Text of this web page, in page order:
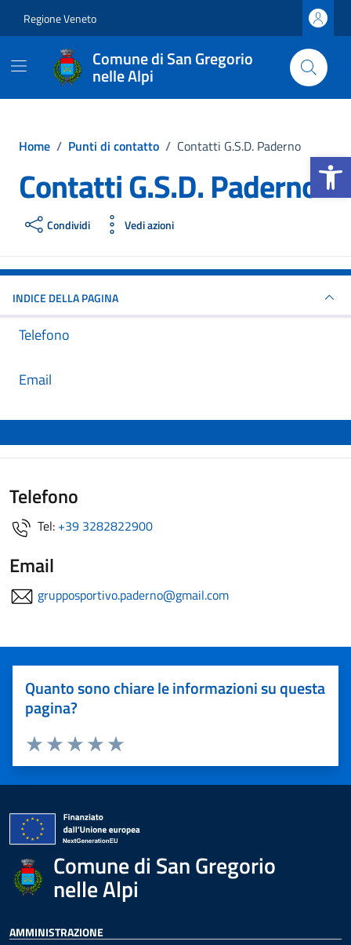
Apri la
Regione Veneto
Comune di San Gregorio
nelle Alpi
Home / Punti di contatto / Contatti G.S.D. Paderno
Contatti G.S.D. Paderno
Condividi Vedi azioni
INDICE DELLA PAGINA
Telefono
Email
Telefono
Tel: +39 3282822900
Email
grupposportivo.paderno@gmail.com
Quanto sono chiare le informazioni su questa
pagina?
Valuta 5 stelle su 5
Valuta 4 stelle su 5
Valuta 3 stelle su 5
Valuta 2 stelle su 5
Valuta 1 stelle su 5
Comune di San Gregorio
nelle Alpi
AMMINISTRAZIONE